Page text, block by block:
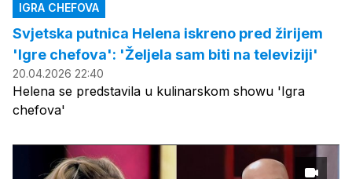
IGRA CHEFOVA
Svjetska putnica Helena iskreno pred žirijem
'Igre chefova': 'Željela sam biti na televiziji'
20.04.2026 22:40
Helena se predstavila u kulinarskom showu 'Igra
chefova'